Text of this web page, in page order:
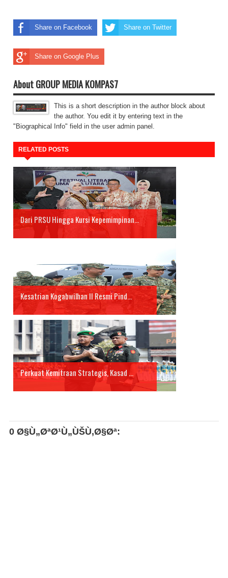
Share on Facebook Share on Twitter
Share on Google Plus
About GROUP MEDIA KOMPAS7
This is a short description in the author block about
the author. You edit it by entering text in the
"Biographical Info" field in the user admin panel.
RELATED POSTS
Dari PRSU Hingga Kursi Kepemimpinan...
Kesatrian Kogabwilhan II Resmi Pind...
Perkuat Kemitraan Strategis, Kasad ...
0 Ø§Ù„ØªØ¹Ù„ÙŠÙ‚Ø§Øª: